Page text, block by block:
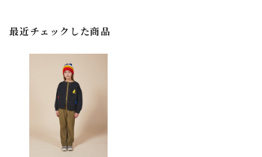
最近チェックした商品